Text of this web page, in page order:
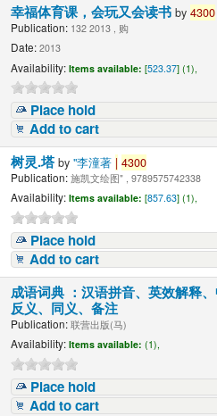
幸福体育课，会玩又会读书by4300
Publication: 132 2013 , 购
Date: 2013
Availability: Items available: [523.37] (1),
Place hold
Add to cart
树灵.塔by"李潼著 | 4300
Publication: 施凯文绘图" , 9789575742338
Availability: Items available: [857.63] (1),
Place hold
Add to cart
成语词典 ：汉语拼音、英效解释
反义、同义、备注
Publication: 联营出版(马)
Availability: Items available: (1),
Place hold
Add to cart